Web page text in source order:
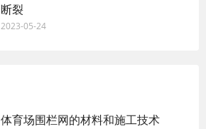
断裂
2023-05-24
体育场围栏网的材料和施工技术